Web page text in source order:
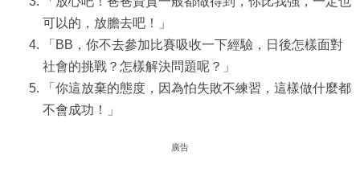
可以的，放膽去吧！」
「BB，你不去參加比賽吸收一下經驗，日後怎樣面對
社會的挑戰？怎樣解決問題呢？」
「你這放棄的態度，因為怕失敗不練習，這樣做什麼都
不會成功！」
廣告